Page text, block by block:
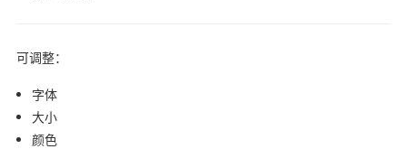
可调整：
字体
大小
颜色